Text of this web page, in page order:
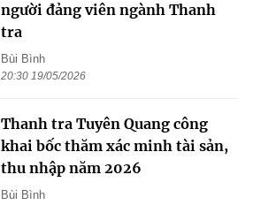
người đảng viên ngành Thanh
tra
Bùi Bình
20:30 19/05/2026
Thanh tra Tuyên Quang công
khai bốc thăm xác minh tài sản,
thu nhập năm 2026
Bùi Bình